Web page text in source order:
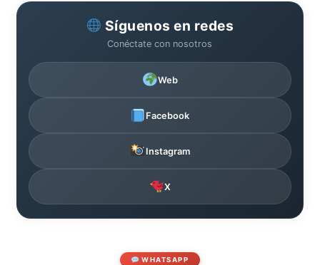
Síguenos en redes
Conéctate con nosotros
Web
Facebook
Instagram
X
WHATSAPP